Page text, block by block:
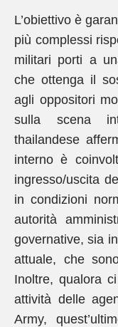
L’obiettivo è
più complessi
militari porti a
che ottenga il
agli oppositori
sulla scena
thailandese
interno è
ingresso/uscita
in condizioni
autorità
governative, sia
attuale, che
Inoltre, qualora
attività delle
Army,